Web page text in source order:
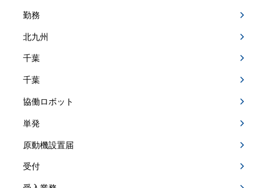
勤務
北九州
千葉
千葉
協働ロボット
単発
原動機設置届
受付